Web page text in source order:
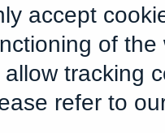
meisterlicher
Titel
Waldlaeufer
Schamanin
meisterlicher Schmied
accept
of the
allow tracking
refer to